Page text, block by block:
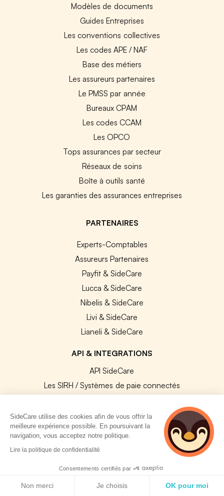
Modèles de documents
Guides Entreprises
Les conventions collectives
Les codes APE / NAF
Base des métiers
Les assureurs partenaires
Le PMSS par année
Bureaux CPAM
Les codes CCAM
Les OPCO
Tops assurances par secteur
Réseaux de soins
Boîte à outils santé
Les garanties des assurances entreprises
PARTENAIRES
Experts-Comptables
Assureurs Partenaires
Payfit & SideCare
Lucca & SideCare
Nibelis & SideCare
Livi & SideCare
Lianeli & SideCare
API & INTEGRATIONS
API SideCare
Les SIRH / Systèmes de paie connectés
A PROPOS
Se connecter
Centre d'aide
SideCare utilise des cookies afin de vous offrir la
meilleure expérience possible. En poursuivant la
navigation, vous acceptez notre politique.
Lire la politique de confidentialité
Consentements certifiés par
Non merci Je choisis OK pour moi
3 personnes
consultent
actuellement cette